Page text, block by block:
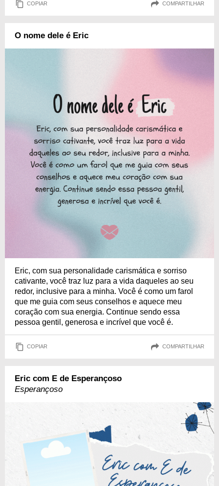
COPIAR COMPARTILHAR
O nome dele é Eric
Eric, com sua personalidade carismática e sorriso
cativante, você traz luz para a vida daqueles ao seu
redor, inclusive para a minha. Você é como um farol
que me guia com seus conselhos e aquece meu
coração com sua energia. Continue sendo essa
pessoa gentil, generosa e incrível que você é.
COPIAR COMPARTILHAR
Eric com E de Esperançoso
Esperançoso